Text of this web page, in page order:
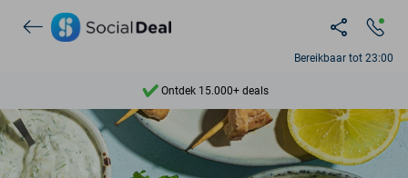
Bereikbaar tot 23:00
Ontdek 15.000+ deals
7 dagen per week beschikbaar
10+ miljoen leden